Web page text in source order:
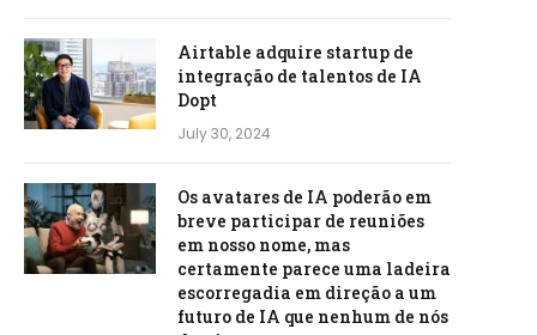
Airtable adquire startup de
integração de talentos de IA
Dopt
July 30, 2024
Os avatares de IA poderão em
breve participar de reuniões
em nosso nome, mas
certamente parece uma ladeira
escorregadia em direção a um
futuro de IA que nenhum de nós